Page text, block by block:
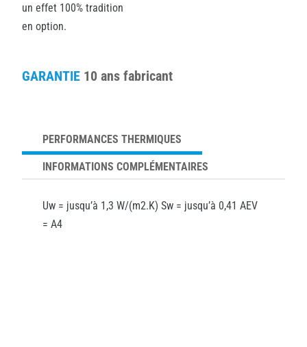
un effet 100% tradition
en option.
GARANTIE 10 ans fabricant
PERFORMANCES THERMIQUES
INFORMATIONS COMPLÉMENTAIRES
Uw = jusqu’à 1,3 W/(m2.K) Sw = jusqu’à 0,41 AEV
= A4